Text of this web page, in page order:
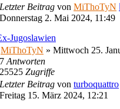
Letzter Beitrag von MiThoTyN
Donnerstag 2. Mai 2024, 11:49
Jugoslawien
MiThoTyN » Mittwoch 25.
7 Antworten
25525 Zugriffe
Letzter Beitrag von turboquattro
Freitag 15. März 2024, 12:21